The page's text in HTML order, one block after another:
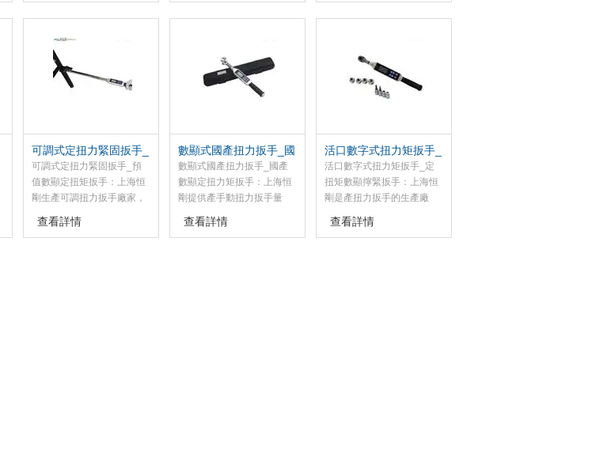
多任您挑選！
開發，其已不亞于同等歐美
品牌，該款扭力扳手于對螺
栓聯結有較高要求的行業。
據，數顯扭力扳手精度高于
表盤扭力扳手，預置式扭力
扳手主要是用來擰緊螺絲
此得名咔嗒扳手。
可調式定扭力緊固扳手_
預值數顯定扭矩扳手
可調式定扭力緊固扳手_預
值數顯定扭矩扳手：上海恒
剛生產可調扭力扳手廠家，
此款可調扭力扳手用于檢驗
汽車、發動機、精密機床等
查看詳情
數顯式國產扭力扳手_國
產數顯定扭力矩扳手
數顯式國產扭力扳手_國產
數顯定扭力矩扳手：上海恒
剛提供產手動扭力扳手量
程，數顯扭力扳手量程2-
3000N.M，把扭力扳手量程
查看詳情
活口數字式扭力矩扳手_
定扭矩數顯擰緊扳手
活口數字式扭力矩扳手_定
扭矩數顯擰緊扳手：上海恒
剛是產扭力扳手的生產廠
家，我扭力扳手有電動扭力
扳手、數顯扭力扳手、預置
查看詳情